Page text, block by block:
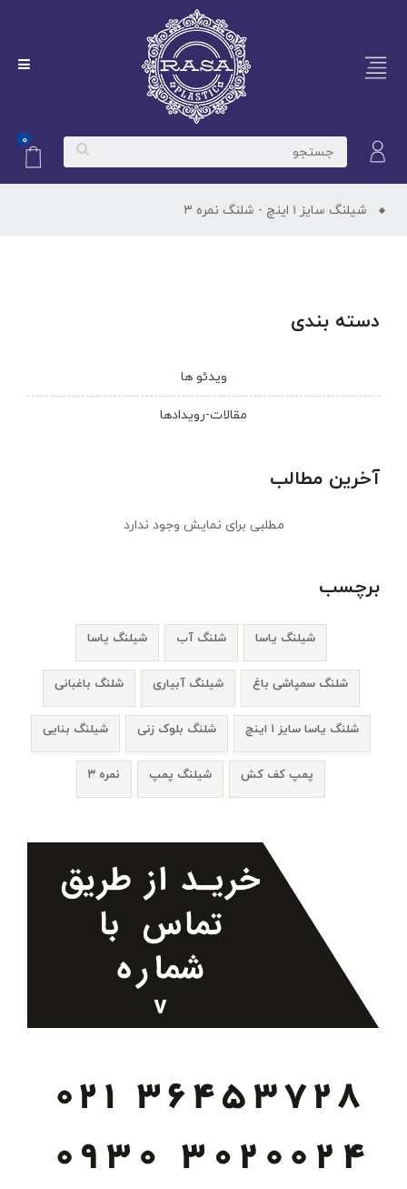
۰
شیلنگ سایز ۱ اینچ - شلنگ نمره ۳
دسته بندی
ویدئو ها
مقالات-رویدادها
آخرین مطالب
مطلبی برای نمایش وجود ندارد
برچسب
شیلنگ یاسا شلنگ آب شیلنگ یاسا
شلنگ باغبانی شیلنگ آبیاری شلنگ سمپاشی باغ
شیلنگ بنایی شلنگ بلوک زنی شلنگ یاسا سایز ۱ اینچ
نمره ۳ شیلنگ پمپ پمپ کف کش